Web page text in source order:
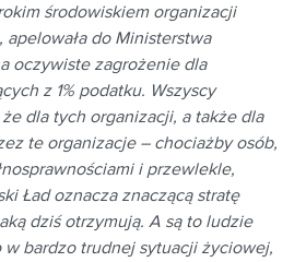
środowiskiem organizacji
do Ministerstwa
oczywiste zagrożenie dla
z 1% podatku. Wszyscy
dla tych organizacji, a także dla
te organizacje – chociażby osób,
i przewlekle,
Ład oznacza znaczącą stratę
dziś otrzymują. A są to ludzie
bardzo trudnej sytuacji życiowej,